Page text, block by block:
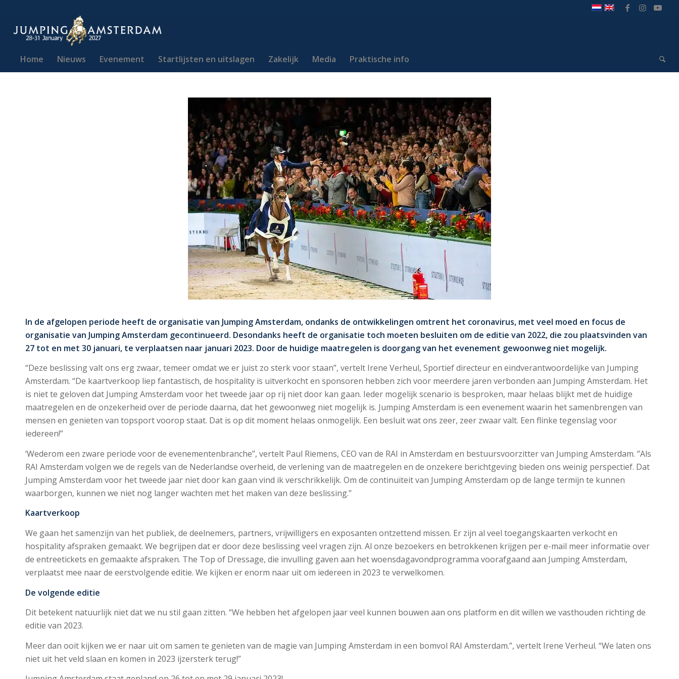
Home Nieuws Evenement Startlijsten en uitslagen Zakelijk Media Praktische info
In de afgelopen periode heeft de organisatie van Jumping Amsterdam, ondanks de ontwikkelingen omtrent het coronavirus, met veel moed en focus de
organisatie van Jumping Amsterdam gecontinueerd. Desondanks heeft de organisatie toch moeten besluiten om de editie van 2022, die zou plaatsvinden van
27 tot en met 30 januari, te verplaatsen naar januari 2023. Door de huidige maatregelen is doorgang van het evenement gewoonweg niet mogelijk.
“Deze beslissing valt ons erg zwaar, temeer omdat we er juist zo sterk voor staan”, vertelt Irene Verheul, Sportief directeur en eindverantwoordelijke van Jumping
Amsterdam. “De kaartverkoop liep fantastisch, de hospitality is uitverkocht en sponsoren hebben zich voor meerdere jaren verbonden aan Jumping Amsterdam. Het
is niet te geloven dat Jumping Amsterdam voor het tweede jaar op rij niet door kan gaan. Ieder mogelijk scenario is besproken, maar helaas blijkt met de huidige
maatregelen en de onzekerheid over de periode daarna, dat het gewoonweg niet mogelijk is. Jumping Amsterdam is een evenement waarin het samenbrengen van
mensen en genieten van topsport voorop staat. Dat is op dit moment helaas onmogelijk. Een besluit wat ons zeer, zeer zwaar valt. Een flinke tegenslag voor
iedereen!”
‘Wederom een zware periode voor de evenementenbranche’’, vertelt Paul Riemens, CEO van de RAI in Amsterdam en bestuursvoorzitter van Jumping Amsterdam. ‘’Als
RAI Amsterdam volgen we de regels van de Nederlandse overheid, de verlening van de maatregelen en de onzekere berichtgeving bieden ons weinig perspectief. Dat
Jumping Amsterdam voor het tweede jaar niet door kan gaan vind ik verschrikkelijk. Om de continuïteit van Jumping Amsterdam op de lange termijn te kunnen
waarborgen, kunnen we niet nog langer wachten met het maken van deze beslissing.’’
Kaartverkoop
We gaan het samenzijn van het publiek, de deelnemers, partners, vrijwilligers en exposanten ontzettend missen. Er zijn al veel toegangskaarten verkocht en
hospitality afspraken gemaakt. We begrijpen dat er door deze beslissing veel vragen zijn. Al onze bezoekers en betrokkenen krijgen per e-mail meer informatie over
de entreetickets en gemaakte afspraken. The Top of Dressage, die invulling gaven aan het woensdagavondprogramma voorafgaand aan Jumping Amsterdam,
verplaatst mee naar de eerstvolgende editie. We kijken er enorm naar uit om iedereen in 2023 te verwelkomen.
De volgende editie
Dit betekent natuurlijk niet dat we nu stil gaan zitten. “We hebben het afgelopen jaar veel kunnen bouwen aan ons platform en dit willen we vasthouden richting de
editie van 2023.
Meer dan ooit kijken we er naar uit om samen te genieten van de magie van Jumping Amsterdam in een bomvol RAI Amsterdam.”, vertelt Irene Verheul. “We laten ons
niet uit het veld slaan en komen in 2023 ijzersterk terug!”